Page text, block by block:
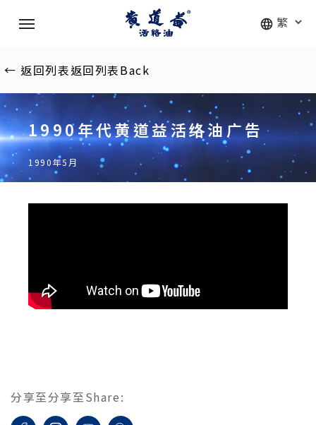
content
Menu
← 返回列表返回列表Back
1990年代黄道益活络油广告
1990年5月
分享至分享至Share: